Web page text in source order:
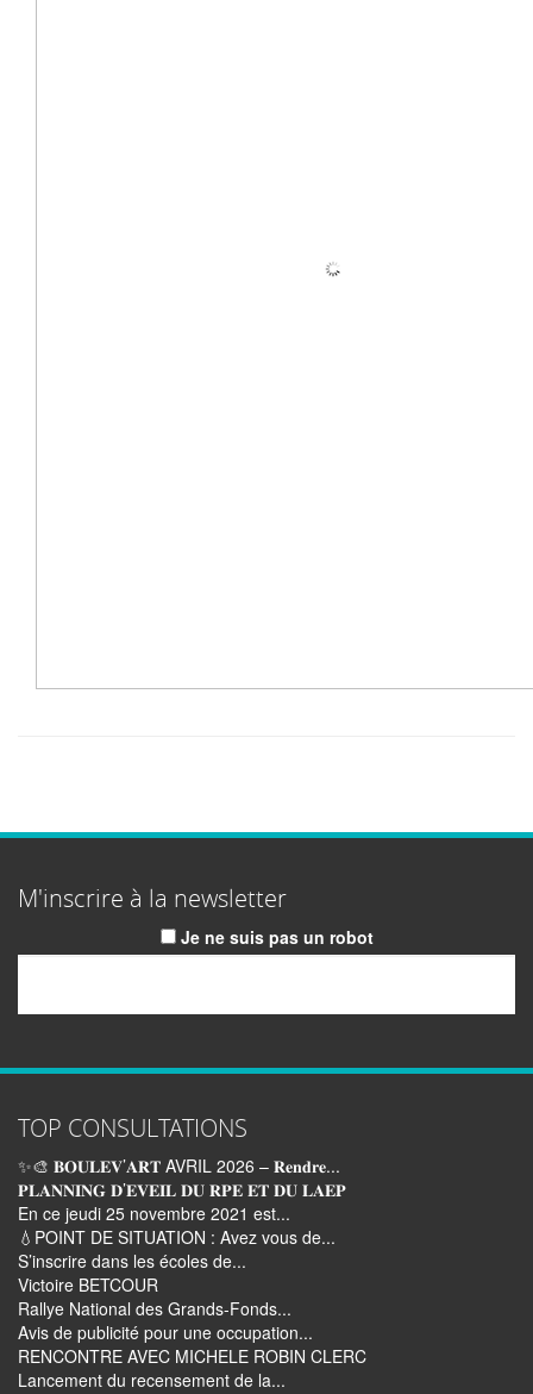
M'inscrire à la newsletter
Je ne suis pas un robot
TOP CONSULTATIONS
✨🎨 𝐁𝐎𝐔𝐋𝐄𝐕’𝐀𝐑𝐓 AVRIL 2026 – 𝐑𝐞𝐧𝐝𝐫𝐞...
𝐏𝐋𝐀𝐍𝐍𝐈𝐍𝐆 𝐃’𝐄𝐕𝐄𝐈𝐋 𝐃𝐔 𝐑𝐏𝐄 𝐄𝐓 𝐃𝐔 𝐋𝐀𝐄𝐏
En ce jeudi 25 novembre 2021 est...
💧POINT DE SITUATION : Avez vous de...
S’inscrire dans les écoles de...
Victoire BETCOUR
Rallye National des Grands-Fonds...
Avis de publicité pour une occupation...
RENCONTRE AVEC MICHELE ROBIN CLERC
Lancement du recensement de la...